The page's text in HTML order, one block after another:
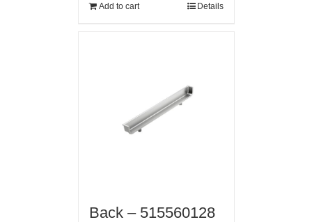
Add to cart Details
Back – 515560128